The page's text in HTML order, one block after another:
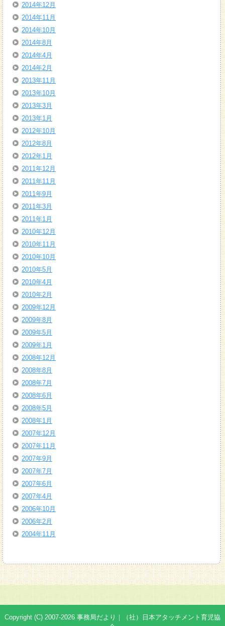
2014年12月
2014年11月
2014年10月
2014年8月
2014年4月
2014年2月
2013年11月
2013年10月
2013年3月
2013年1月
2012年10月
2012年8月
2012年1月
2011年12月
2011年11月
2011年9月
2011年3月
2011年1月
2010年12月
2010年11月
2010年10月
2010年5月
2010年4月
2010年2月
2009年12月
2009年8月
2009年5月
2009年1月
2008年12月
2008年8月
2008年7月
2008年6月
2008年5月
2008年1月
2007年12月
2007年11月
2007年9月
2007年7月
2007年6月
2007年4月
2006年10月
2006年2月
2004年11月
Copyright (C) 2007-2026 事務局だより｜（社）日本アタッチメント育児協